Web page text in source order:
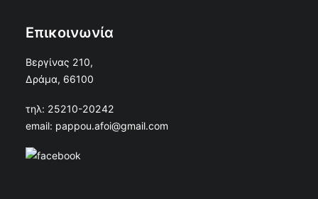
Επικοινωνία
Βεργίνας 210,
Δράμα, 66100
τηλ: 25210-20242
email: pappou.afoi@gmail.com